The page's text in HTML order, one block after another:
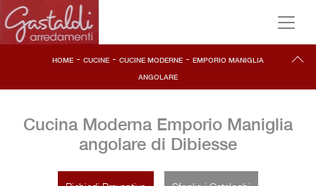
HOME - CUCINE - CUCINE MODERNE - EMPORIO MANIGLIA
ANGOLARE
Cucina Moderna Emporio Maniglia
angolare di Dibiesse